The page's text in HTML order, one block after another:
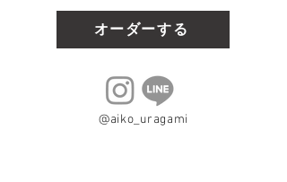
オーダーする
@aiko_uragami